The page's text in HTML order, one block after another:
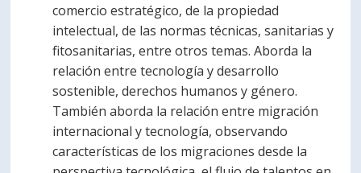
comercio estratégico, de la propiedad
intelectual, de las normas técnicas, sanitarias y
fitosanitarias, entre otros temas. Aborda la
relación entre tecnología y desarrollo
sostenible, derechos humanos y género.
También aborda la relación entre migración
internacional y tecnología, observando
características de los migraciones desde la